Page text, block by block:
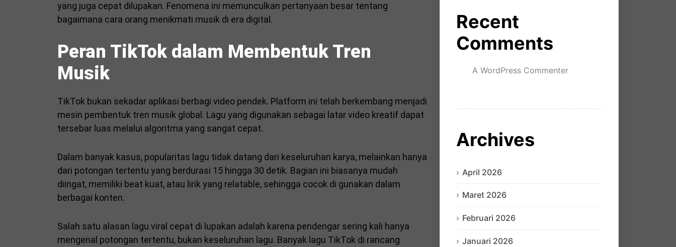
yang juga cepat dilupakan. Fenomena ini memunculkan pertanyaan besar tentang
bagaimana cara orang menikmati musik di era digital.
Peran TikTok dalam Membentuk Tren
Musik
TikTok bukan sekadar aplikasi berbagi video pendek. Platform ini telah berkembang menjadi
mesin pembentuk tren musik global. Lagu yang digunakan sebagai latar video kreatif dapat
tersebar luas melalui algoritma yang sangat cepat.
Dalam banyak kasus, popularitas lagu tidak datang dari keseluruhan karya, melainkan hanya
dari potongan tertentu yang berdurasi 15 hingga 30 detik. Bagian ini biasanya mudah
diingat, memiliki beat kuat, atau lirik yang relatable, sehingga cocok di gunakan dalam
berbagai konten.
Salah satu alasan lagu viral cepat di lupakan adalah karena pendengar sering kali hanya
mengenal potongan tertentu, bukan keseluruhan lagu. Banyak lagu TikTok di rancang
Recent
Comments
A WordPress Commenter
Archives
April 2026
Maret 2026
Februari 2026
Januari 2026